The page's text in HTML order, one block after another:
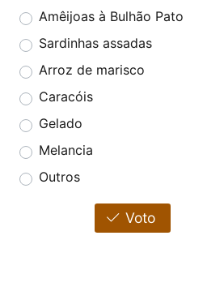
Amêijoas à Bulhão Pato
Sardinhas assadas
Arroz de marisco
Caracóis
Gelado
Melancia
Outros
Voto